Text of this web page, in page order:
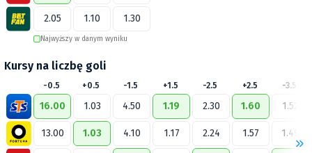
2.05 1.10 1.30
Najwyższy w danym wyniku
Kursy na liczbę goli
-0.5 +0.5 -1.5 +1.5 -2.5 +2.5 -3.5
16.00 1.03 4.50 1.19 2.30 1.60 1.52
13.00 1.03 4.10 1.17 2.24 1.57 1.49